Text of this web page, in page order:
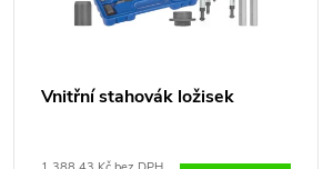
Vnitřní stahovák ložisek